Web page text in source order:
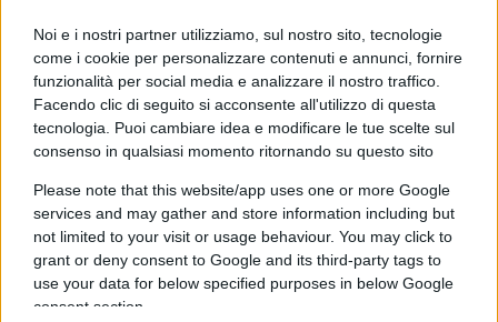
Noi e i nostri partner utilizziamo, sul nostro sito, tecnologie
come i cookie per personalizzare contenuti e annunci, fornire
funzionalità per social media e analizzare il nostro traffico.
Facendo clic di seguito si acconsente all'utilizzo di questa
tecnologia. Puoi cambiare idea e modificare le tue scelte sul
consenso in qualsiasi momento ritornando su questo sito
Please note that this website/app uses one or more Google
services and may gather and store information including but
not limited to your visit or usage behaviour. You may click to
grant or deny consent to Google and its third-party tags to
use your data for below specified purposes in below Google
consent section.
Gostinelli – Head of Enel X Global Retail,
Pierroberto Folgiero – Amministratore Delegato e
Direttore Generale del Gruppo Fincantieri,
Raffaele Nacchiero – CEO AraBat, startup, Uljan
Sharka – Ceo e Founderdi Domyn.
A seguire la lezione del prof Riccardo Manzotti.